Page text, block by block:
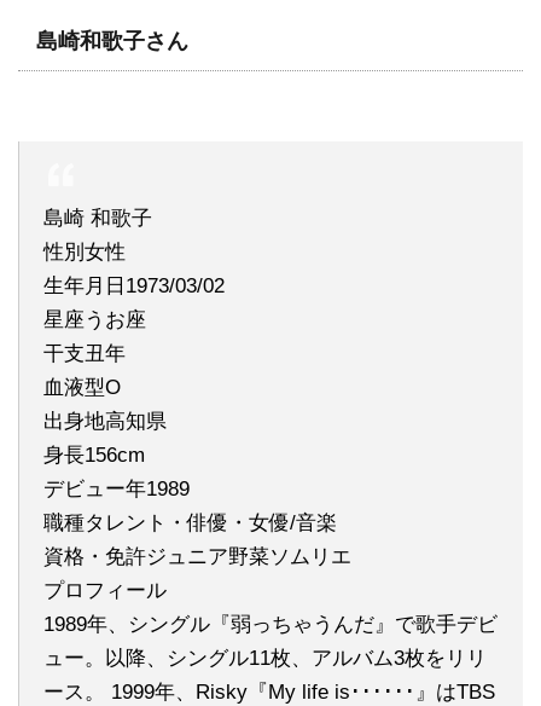
島崎和歌子さん
島崎 和歌子
性別女性
生年月日1973/03/02
星座うお座
干支丑年
血液型O
出身地高知県
身長156cm
デビュー年1989
職種タレント・俳優・女優/音楽
資格・免許ジュニア野菜ソムリエ
プロフィール
1989年、シングル『弱っちゃうんだ』で歌手デビ
ュー。以降、シングル11枚、アルバム3枚をリリ
ース。 1999年、Risky『My life is･･････』はTBS